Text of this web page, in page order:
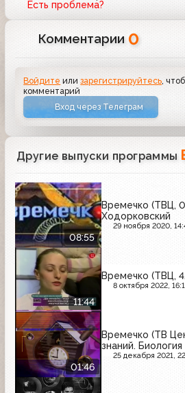
Есть проблема?
Комментарии 0
Войдите илизарегистрируйтесь ,
комментарий
Вход через Телеграм
Другие выпуски программы
08:55
Времечко (ТВЦ,
Ходорковский
29 ноября 2020,
11:44
Времечко (ТВЦ,
8 октября 2022,
01:46
Времечко (ТВ
знаний. Биология
25 декабря 2021,